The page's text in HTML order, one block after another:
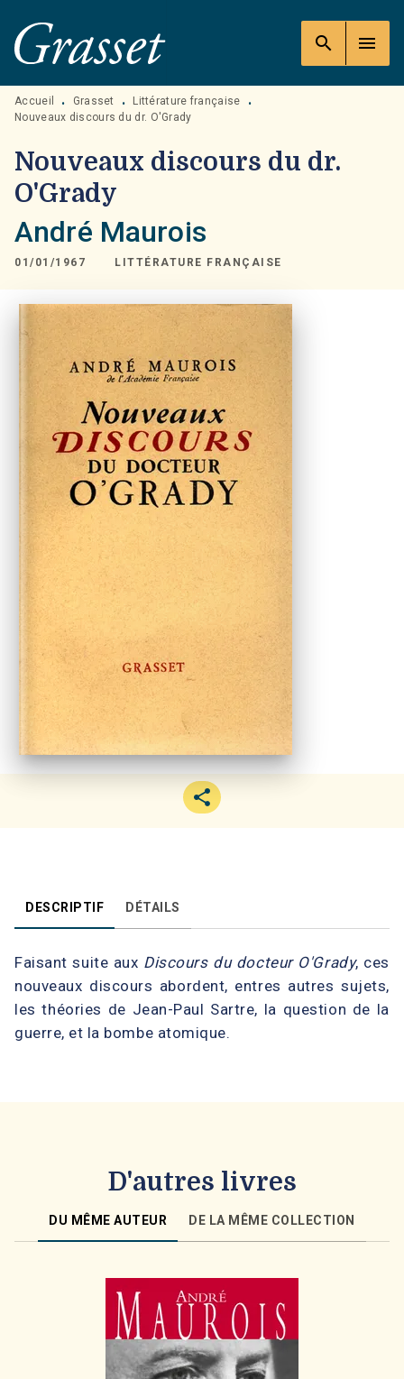
MENU RECHERCHE
PIED DE PAGE
search menu
Accueil • Grasset • Littérature française
•
Nouveaux discours du dr. O'Grady
Nouveaux discours du dr.
O'Grady
André Maurois
01/01/1967 LITTÉRATURE FRANÇAISE
DESCRIPTIF DÉTAILS
Faisant suite aux Discours du docteur O'Grady, ces
nouveaux discours abordent, entres autres sujets,
les théories de Jean-Paul Sartre, la question de la
guerre, et la bombe atomique.
D'autres livres
DU MÊME AUTEUR DE LA MÊME COLLECTION